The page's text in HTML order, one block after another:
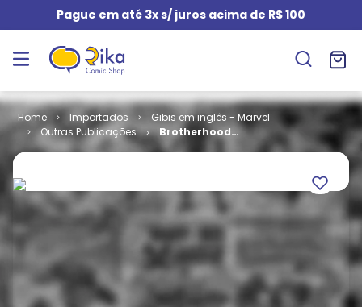
Pague em até 3x s/ juros acima de R$ 100
Importados
Gibis em inglês - Marvel
Outras Publicações
Brotherhood
# 2